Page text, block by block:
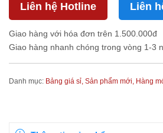
Liên hệ Hotline Liên
Giao hàng với hóa đơn trên 1.500.000đ
Giao hàng nhanh chóng trong vòng 1-3
Danh mục: Bảng giá sỉ, Sản phẩm mới, Hàng